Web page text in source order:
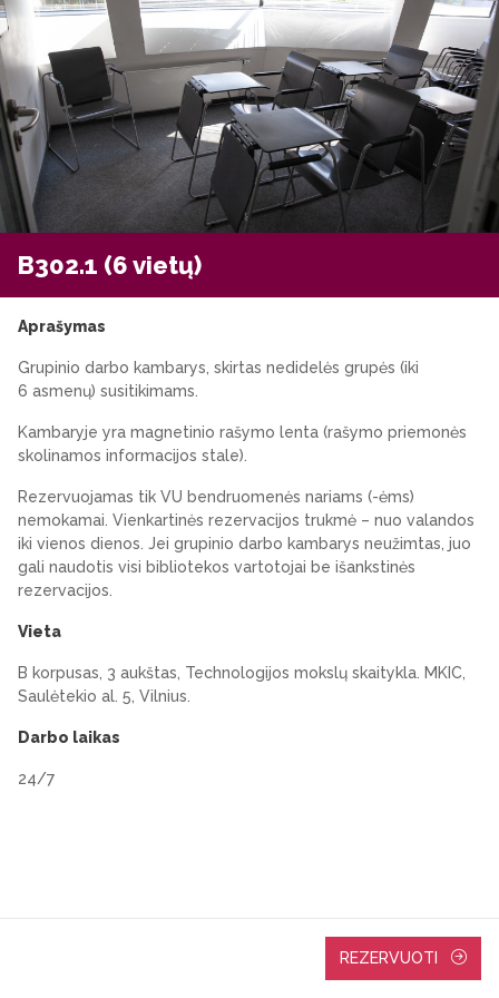
B302.1 (6 vietų)
Aprašymas
Grupinio darbo kambarys, skirtas nedidelės grupės (iki
6 asmenų) susitikimams.
Kambaryje yra magnetinio rašymo lenta (rašymo priemonės
skolinamos informacijos stale).
Rezervuojamas tik VU bendruomenės nariams (-ėms)
nemokamai. Vienkartinės rezervacijos trukmė – nuo valandos
iki vienos dienos. Jei grupinio darbo kambarys neužimtas, juo
gali naudotis visi bibliotekos vartotojai be išankstinės
rezervacijos.
Vieta
B korpusas, 3 aukštas, Technologijos mokslų skaitykla. MKIC,
Saulėtekio al. 5, Vilnius.
Darbo laikas
24/7
REZERVUOTI